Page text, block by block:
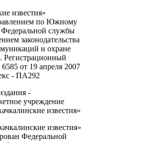
известия»
по Южному
Федеральной службы
законодательства
и охране
Регистрационный
от 19 апреля 2007
- ПА292
-
учреждение
известия»
известия»
Федеральной